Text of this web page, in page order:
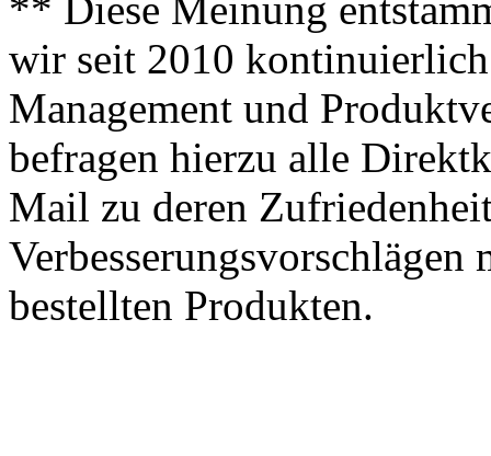
wir seit 2010
Management und
befragen hierzu alle
Mail zu deren
bestellten Produkten.